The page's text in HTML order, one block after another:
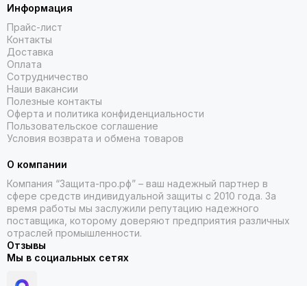
Информация
Прайс-лист
Контакты
Доставка
Оплата
Сотрудничество
Наши вакансии
Полезные контакты
Оферта и политика конфиденциальности
Пользовательское соглашение
Условия возврата и обмена товаров
О компании
Компания “Защита-про.рф” – ваш надежный партнер в
сфере средств индивидуальной защиты с 2010 года. За
время работы мы заслужили репутацию надежного
поставщика, которому доверяют предприятия различных
отраслей промышленности.
Отзывы
Мы в социальных сетях